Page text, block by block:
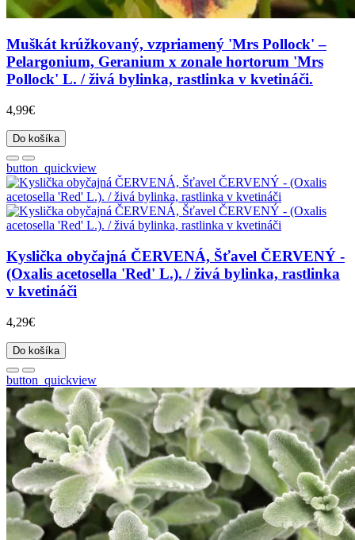
Muškát krúžkovaný, vzpriamený 'Mrs Pollock' –
Pelargonium, Geranium x zonale hortorum 'Mrs
Pollock' L. / živá bylinka, rastlinka v kvetináči.
4,99€
Do košíka
button_quickview
Kyslička obyčajná ČERVENÁ, Šťavel ČERVENÝ -
(Oxalis acetosella 'Red' L.). / živá bylinka, rastlinka
v kvetináči
4,29€
Do košíka
button_quickview